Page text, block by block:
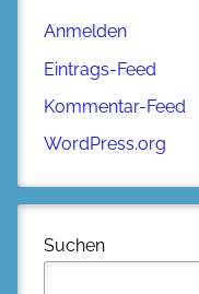
Anmelden
Eintrags-Feed
Kommentar-Feed
WordPress.org
Suchen